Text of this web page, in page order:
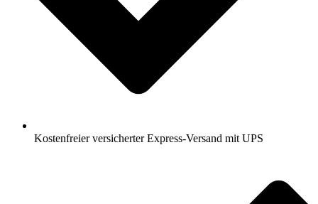
Kostenfreier versicherter Express-Versand mit UPS